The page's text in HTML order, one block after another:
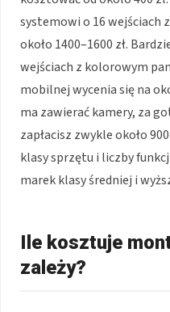
systemowi o 16 wejściach
około 1400–1600 zł.
wejściach z kolorowym
mobilnej wycenia się na
ma zawierać kamery, za
zapłacisz zwykle około
klasy sprzętu i liczby
marek klasy średniej i
Ile kosztuje
zależy?